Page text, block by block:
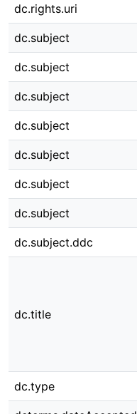
dc.rights.uri
dc.subject
dc.subject
dc.subject
dc.subject
dc.subject
dc.subject
dc.subject
dc.subject.ddc
dc.title
dc.type